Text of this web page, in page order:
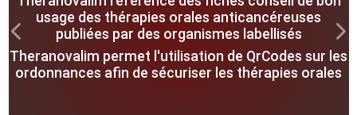
usage des thérapies orales anticancéreuses
publiées par des organismes labellisés
Theranovalim permet l'utilisation de QrCodes sur les
ordonnances afin de sécuriser les thérapies orales
Previous